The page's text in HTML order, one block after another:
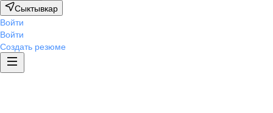
Сыктывкар
Войти
Войти
Создать резюме